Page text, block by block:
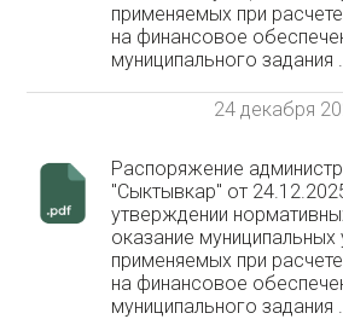
применяемых при
на финансовое
муниципального задания
24 декабря
Распоряжение
"Сыктывкар" от
утверждении
оказание муниципальных
применяемых при
на финансовое
муниципального задания